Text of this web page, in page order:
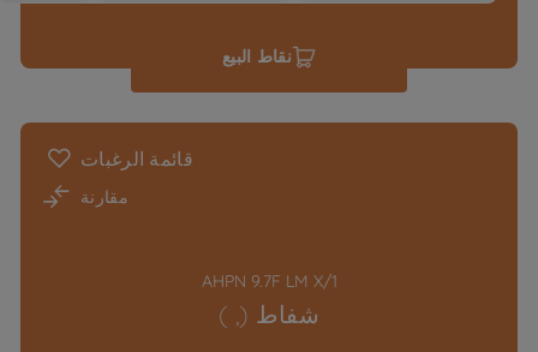
نقاط البيع
قائمة الرغبات
مقارنة
AHPN 9.7F LM X/1
شفاط (, )